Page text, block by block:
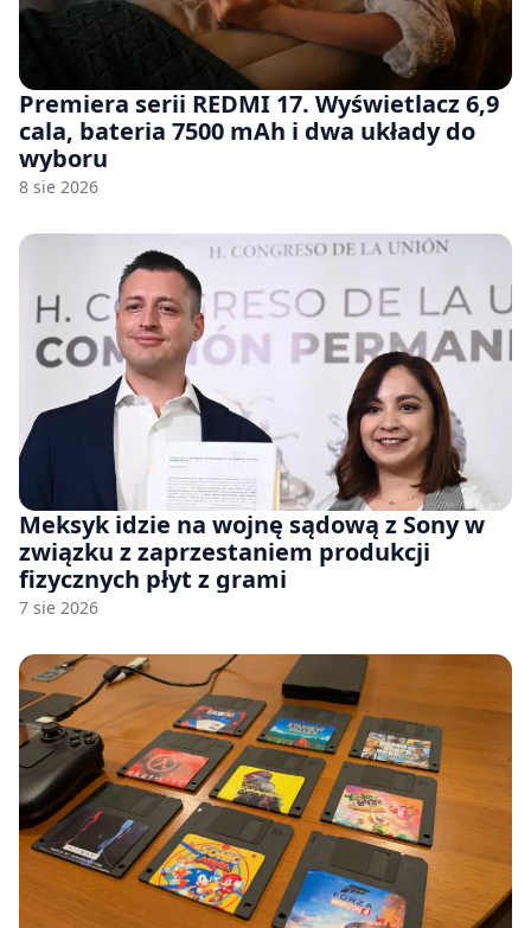
Premiera serii REDMI 17. Wyświetlacz 6,9
cala, bateria 7500 mAh i dwa układy do
wyboru
8 sie 2026
Meksyk idzie na wojnę sądową z Sony w
związku z zaprzestaniem produkcji
fizycznych płyt z grami
7 sie 2026